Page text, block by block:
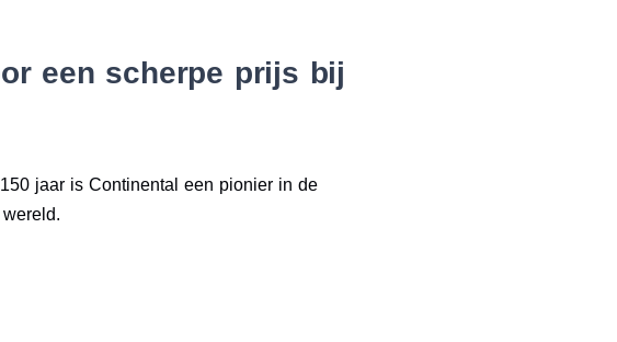
een scherpe prijs bij
jaar is Continental een pionier in de